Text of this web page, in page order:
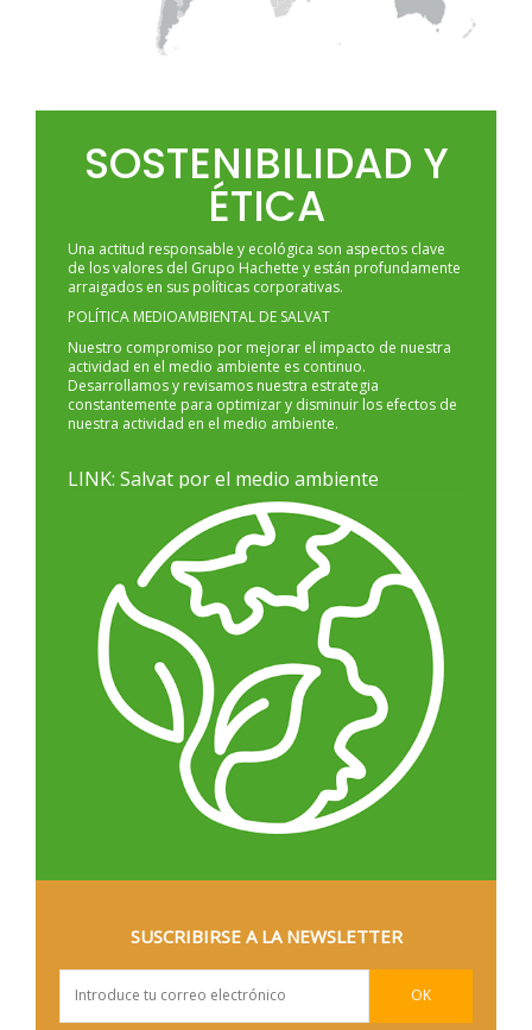
SOSTENIBILIDAD Y
ÉTICA
Una actitud responsable y ecológica son aspectos clave
de los valores del Grupo Hachette y están profundamente
arraigados en sus políticas corporativas.
POLÍTICA MEDIOAMBIENTAL DE SALVAT
Nuestro compromiso por mejorar el impacto de nuestra
actividad en el medio ambiente es continuo.
Desarrollamos y revisamos nuestra estrategia
constantemente para optimizar y disminuir los efectos de
nuestra actividad en el medio ambiente.
LINK: Salvat por el medio ambiente
SUSCRIBIRSE A LA NEWSLETTER